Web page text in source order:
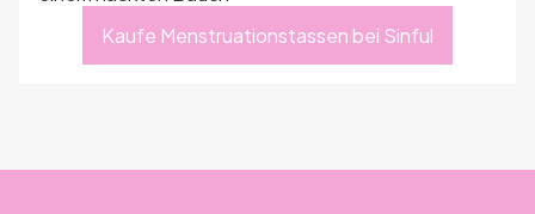
Kaufe Menstruationstassen bei Sinful